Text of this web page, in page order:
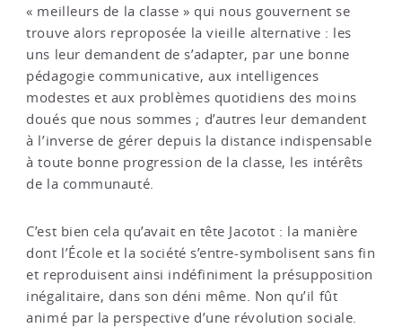
« meilleurs de la classe » qui nous gouvernent se
trouve alors reproposée la vieille alternative : les
uns leur demandent de s’adapter, par une bonne
pédagogie communicative, aux intelligences
modestes et aux problèmes quotidiens des moins
doués que nous sommes ; d’autres leur demandent
à l’inverse de gérer depuis la distance indispensable
à toute bonne progression de la classe, les intérêts
de la communauté.
C’est bien cela qu’avait en tête Jacotot : la manière
dont l’École et la société s’entre-symbolisent sans fin
et reproduisent ainsi indéfiniment la présupposition
inégalitaire, dans son déni même. Non qu’il fût
animé par la perspective d’une révolution sociale.